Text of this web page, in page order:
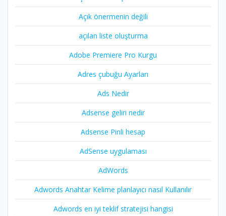
Açık önermenin değili
açılan liste oluşturma
Adobe Premiere Pro Kurgu
Adres çubuğu Ayarları
Ads Nedir
Adsense geliri nedir
Adsense Pinli hesap
AdSense uygulaması
AdWords
Adwords Anahtar Kelime planlayıcı nasıl Kullanılır
Adwords en iyi teklif stratejisi hangisi